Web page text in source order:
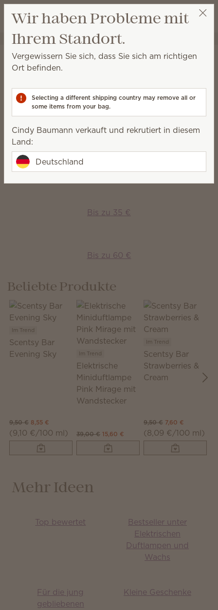
Wunschliste
Warenkorb
Cindy Baumann Party auswählen
Geschenke
jeden Anlass — und bereichern Sie das Leben Ihrer
Mitmenschen mit Duft.
Nach Preis einkaufen
Bis zu 15 €
Bis zu 35 €
Bis zu 60 €
Beliebte Produkte
Im Trend
Scentsy Bar
Evening Sky
9,50 € 8,55 €
(9,10 €/100 ml)
Im Trend
Elektrische
Miniduftlampe
Pink Mirage mit
Wandstecker
39,00 € 15,60 €
Im Trend
Scentsy Bar
Strawberries &
Cream
9,50 € 7,60 €
(8,09 €/100 ml)
Mehr Ideen
Top bewertet
Bestseller unter
Elektrischen
Duftlampen und
Wachs
Für die jung
gebliebenen
Kleine Geschenke
Wir haben Probleme mit
Ihrem Standort.
Vergewissern Sie sich, dass Sie sich am richtigen
Ort befinden.
Selecting a different shipping country may remove all or
some items from your bag.
Cindy Baumann verkauft und rekrutiert in diesem
Land:
Deutschland